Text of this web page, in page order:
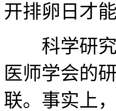
开排卵日才
科学研究
医师学会的
联。事实上